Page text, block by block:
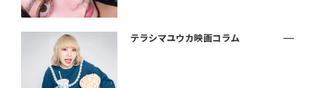
テラシマユウカ映画コラム